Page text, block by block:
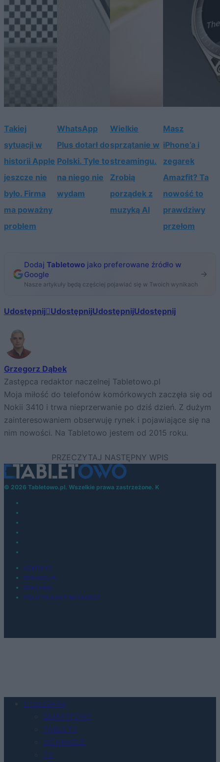
Takiej
sytuacji w
historii Apple
jeszcze nie
było. Firma
ma poważny
problem
WhatsApp
Plus dotarł do
Polski. Tyle to
na niego nie
wydam
Wielkie
sprzątanie w
streamingu.
Zrobią
porządek z
muzyką AI
Masz
iPhone’a i
zegarek
Amazfit? Ta
nowość to
prawdziwy
przełom
Dodaj Tabletowo jako preferowane źródło w
Google
Nasze artykuły będą częściej pojawiać się w Twoich wynikach
Udostępnij UdostępnijUdostępnijUdostępnij
Grzegorz Dąbek
Zastępca redaktor naczelnej Tabletowo.pl
Moja miłość do telefonów komórkowych zaczęła się od
Nokii 3410 i trwa nieprzerwanie po dziś dzień. Z dużym
zainteresowaniem obserwuję rynek i pojawiające się na
nim nowości. Na Tabletowo jestem od 2015 roku.
© 2026 Tabletowo.pl. Wszelkie prawa zastrzeżone. K
KONTAKT
REDAKCJA
REKLAMA
POLITYKA PRYWATNOŚCI
Urządzenia
SMARTFONY
TABLETY
WEARABLE
TV